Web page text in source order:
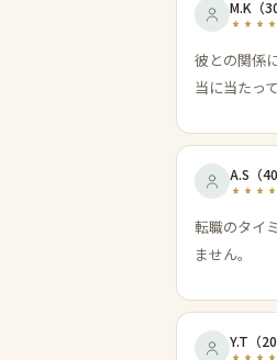
M.K （
彼との関係
当に当たっ
A.S （
転職のタイ
ません。
Y.T （